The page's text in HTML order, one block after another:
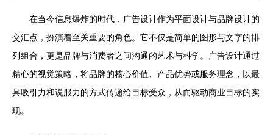
在当今信息爆炸的时代，广告设计作为平面设计与品牌设计的
交汇点，扮演着至关重要的角色。它不仅是简单的图形与文字的排
列组合，更是品牌与消费者之间沟通的艺术与科学。广告设计通过
精心的视觉策略，将品牌的核心价值、产品优势或服务理念，以最
具吸引力和说服力的方式传递给目标受众，从而驱动商业目标的实
现。